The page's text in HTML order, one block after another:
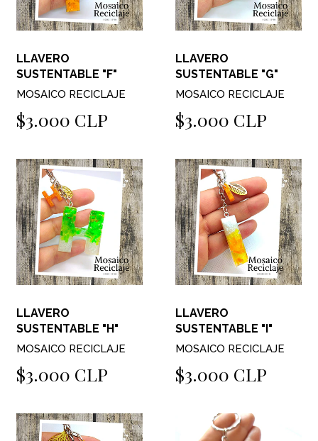
LLAVERO
SUSTENTABLE "F"
MOSAICO RECICLAJE
$3.000 CLP
LLAVERO
SUSTENTABLE "G"
MOSAICO RECICLAJE
$3.000 CLP
LLAVERO
SUSTENTABLE "H"
MOSAICO RECICLAJE
$3.000 CLP
LLAVERO
SUSTENTABLE "I"
MOSAICO RECICLAJE
$3.000 CLP